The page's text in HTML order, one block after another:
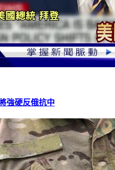
強硬反俄抗中